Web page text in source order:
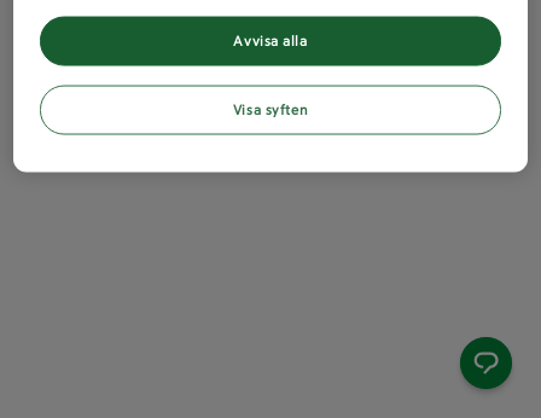
Avvisa alla
Visa syften